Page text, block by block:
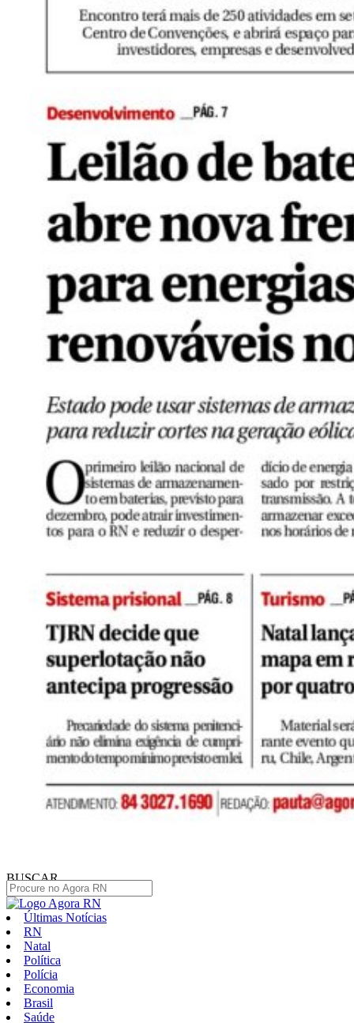
BUSCAR
Últimas Notícias
RN
Natal
Política
Polícia
Economia
Brasil
Saúde